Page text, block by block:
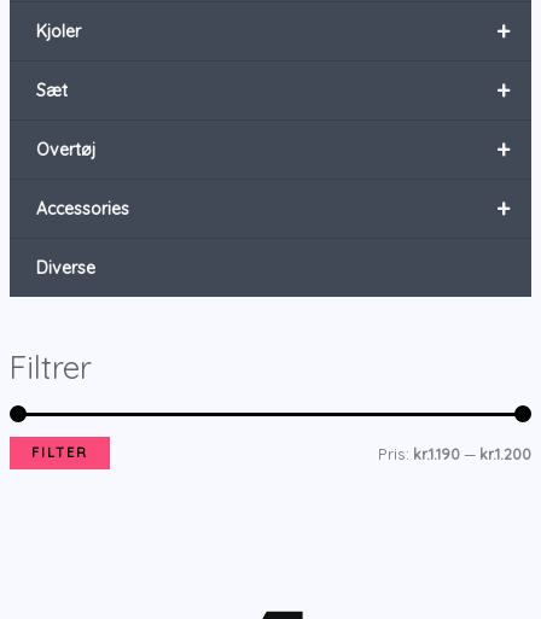
+
Kjoler
+
Sæt
+
Overtøj
+
Accessories
Diverse
Filtrer
H
FILTER Pris: kr.1.190 — kr.1.200